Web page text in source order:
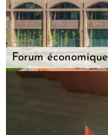
Forum économique